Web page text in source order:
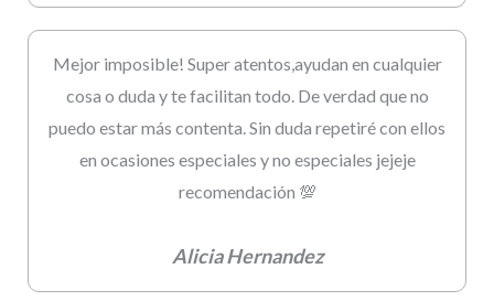
Mejor imposible! Super atentos,ayudan en cualquier
cosa o duda y te facilitan todo. De verdad que no
puedo estar más contenta. Sin duda repetiré con ellos
en ocasiones especiales y no especiales jejeje
recomendación 💯
Alicia Hernandez